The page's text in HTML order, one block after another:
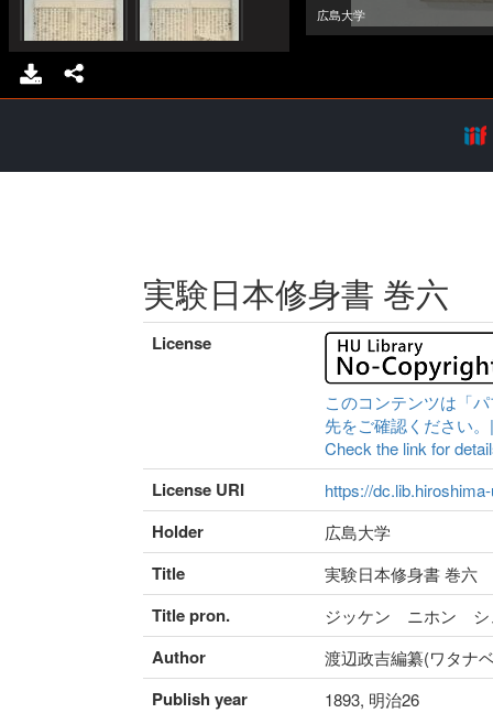
実験日本修身書 巻六
License
このコンテンツは「
先をご確認ください
Check the link for
License URI https://
Holder 広島大学
Title 実験日本修身書 巻六
Title pron. ジッケン ニホン シ
Author 渡辺政吉編纂(ワタナ
Publish year 1893, 明治26